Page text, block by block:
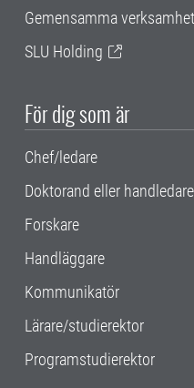
Gemensamma
SLU Holding
För dig som är
Chef/ledare
Doktorand eller handledare
Forskare
Handläggare
Kommunikatör
Lärare/studierektor
Programstudierektor